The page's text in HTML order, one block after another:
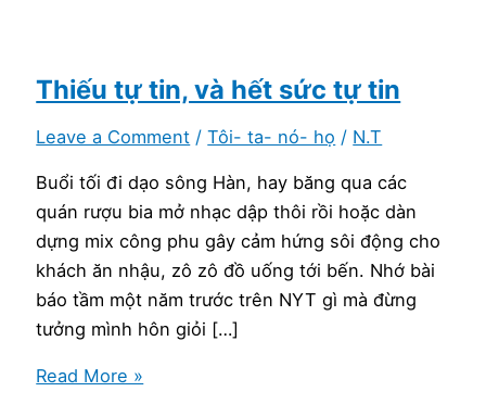
Thiếu tự tin, và hết sức tự tin
Leave a Comment /Tôi- ta- nó- họ / N.T
Buổi tối đi dạo sông Hàn, hay băng qua các
quán rượu bia mở nhạc dập thôi rồi hoặc dàn
dựng mix công phu gây cảm hứng sôi động cho
khách ăn nhậu, zô zô đồ uống tới bến. Nhớ bài
báo tầm một năm trước trên NYT gì mà đừng
tưởng mình hôn giỏi […]
Thiếu
Read More »